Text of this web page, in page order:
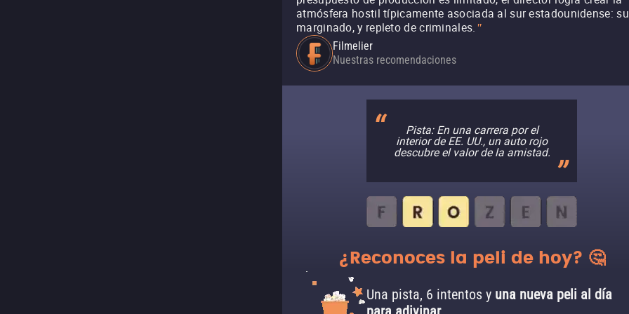
atmósfera hostil típicamente asociada al sur estadounidense:
marginado, y repleto de criminales. "
Filmelier
Nuestras recomendaciones
Pista: En una carrera por el
interior de EE. UU., un auto rojo
descubre el valor de la amistad.
¿Reconoces la peli de hoy? 🤔
Una pista, 6 intentos y una nueva peli al día